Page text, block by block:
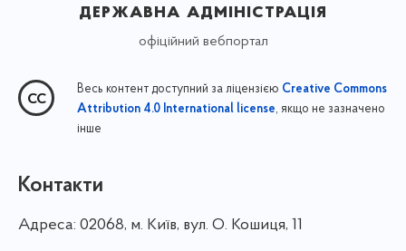
державна адміністрація
офіційний вебпортал
Весь контент доступний за ліцензією Creative Commons
Attribution 4.0 International license, якщо не зазначено
інше
Контакти
Адреса: 02068, м. Київ, вул. О. Кошиця, 11